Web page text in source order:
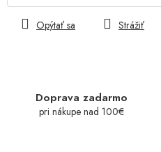
Doprava zadarmo
pri nákupe nad 100€
Opýtať sa Strážiť